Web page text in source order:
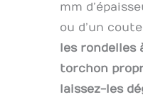
mm
ou d’un
les
torchon
laissez-les